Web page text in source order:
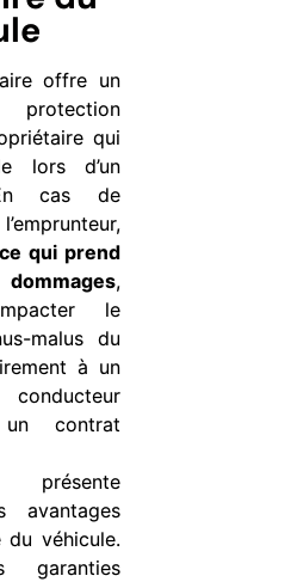
offre un
qui
lors d’un
En cas de
qui prend
,
le
malus du
à un
contrat
présente
avantages
véhicule.
garanties